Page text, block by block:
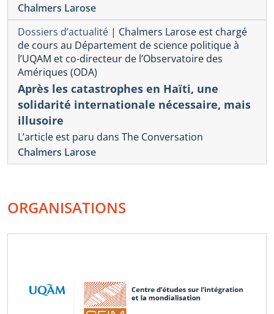
Chalmers Larose
Dossiers d’actualité | Chalmers Larose est chargé
de cours au Département de science politique à
l’UQAM et co-directeur de l’Observatoire des
Amériques (ODA)
Après les catastrophes en Haïti, une
solidarité internationale nécessaire, mais
illusoire
L’article est paru dans The Conversation
Chalmers Larose
ORGANISATIONS